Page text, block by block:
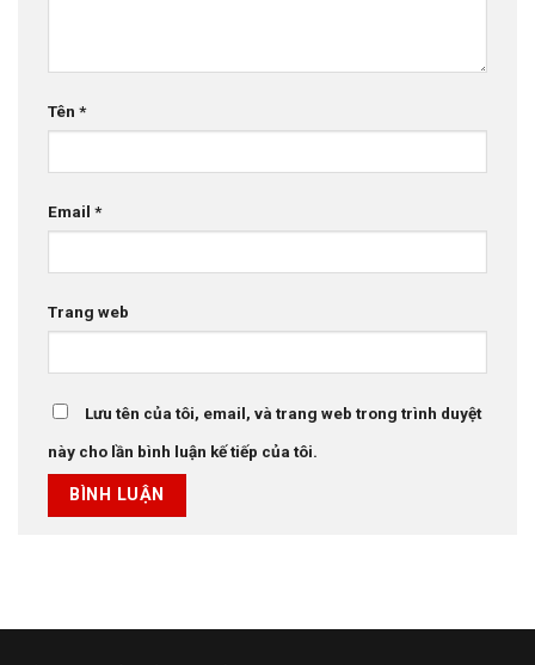
Tên *
Email *
Trang web
Lưu tên của tôi, email, và trang web trong trình duyệt
này cho lần bình luận kế tiếp của tôi.